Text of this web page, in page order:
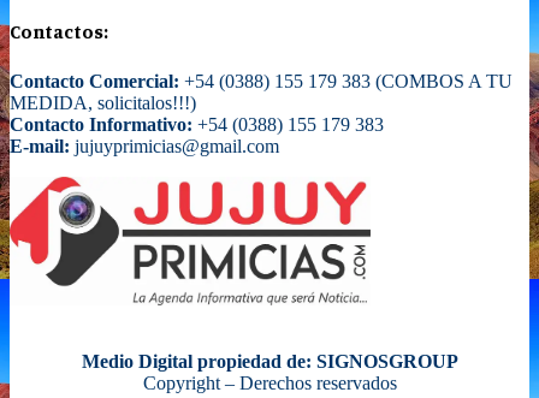
Contactos:
Contacto Comercial: +54 (0388) 155 179 383 (COMBOS A TU
MEDIDA, solicitalos!!!)
Contacto Informativo: +54 (0388) 155 179 383
E-mail: jujuyprimicias@gmail.com
Medio Digital propiedad de: SIGNOSGROUP
Copyright – Derechos reservados